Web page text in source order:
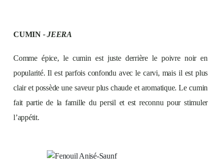
CUMIN - JEERA
Comme épice, le cumin est juste derrière le poivre noir en
popularité. Il est parfois confondu avec le carvi, mais il est plus
clair et possède une saveur plus chaude et aromatique. Le cumin
fait partie de la famille du persil et est reconnu pour stimuler
l’appétit.